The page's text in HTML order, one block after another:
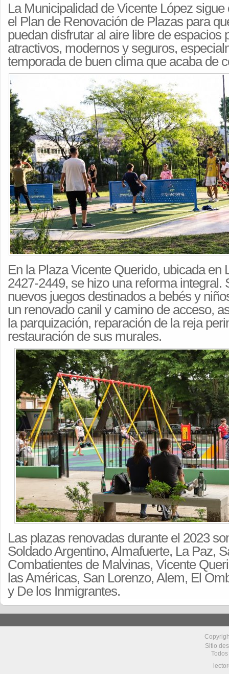
La Municipalidad de Vicente López
el Plan de Renovación de Plazas para
puedan disfrutar al aire libre de espacios
atractivos, modernos y seguros,
temporada de buen clima que acaba de
En la Plaza Vicente Querido, ubicada en
2427-2449, se hizo una reforma integral.
nuevos juegos destinados a bebés y
un renovado canil y camino de acceso,
la parquización, reparación de la reja
restauración de sus murales.
Las plazas renovadas durante el 2023
Soldado Argentino, Almafuerte, La Paz,
Combatientes de Malvinas, Vicente
las Américas, San Lorenzo, Alem, El
y De los Inmigrantes.
Sitio